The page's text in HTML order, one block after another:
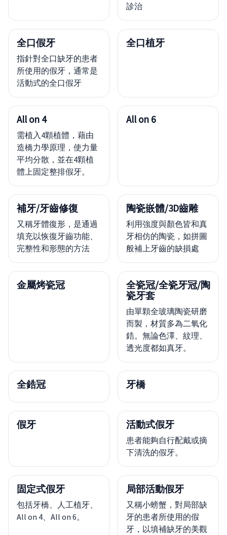
診治
全口假牙
指針對全口缺牙的患者
所使用的假牙，通常是
活動式的全口假牙
全口植牙
All on 4
需植入4顆植體，藉由
造橋力學原理，使力量
平均分散，並在4顆植
體上固定整排假牙。
All on 6
補牙/牙齒修復
又稱牙體復形，是通過
填充以恢復牙齒功能、
完整性和形態的方法
陶瓷嵌體/3D齒雕
利用強度與顏色皆和真
牙相仿的陶瓷，如拼圖
般補上牙齒的缺損處
金屬烤瓷冠
全瓷冠/全瓷牙冠/陶
瓷牙套
由單顆全玻璃陶瓷研磨
而製，材質多為二氧化
鋯。無論色澤、紋理、
透光度都如真牙。
全鋯冠 牙橋
假牙 活動式假牙
患者能夠自行配戴或摘
下清洗的假牙。
固定式假牙
包括牙橋、人工植牙、
All on 4、All on 6。
局部活動假牙
又稱小螃蟹，對局部缺
牙的患者所使用的假
牙，以填補缺牙的美觀